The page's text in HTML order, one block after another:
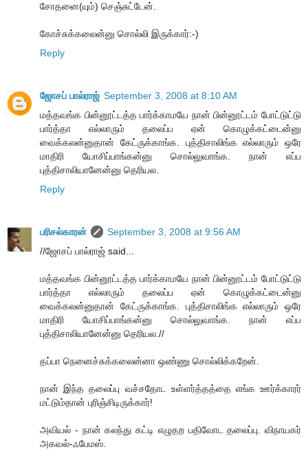
சோதனை(யும்) செஞ்சுட்டேன்.
கோச்சுக்கலைன்னு சொல்லி இருக்கார்:-)
Reply
ஜோசப் பால்ராஜ் September 3, 2008 at 8:10 AM
மத்தவங்க பின்னூட்டத்த பார்க்காமயே நான் பின்னூட்டம் போட்டுட்டு
பார்த்தா எல்லாரும் தலைப்ப ஏன் கொழுக்கட்டைன்னு
வைக்கலன்னுதான் கேட்ருக்காங்க. புத்திசாலிங்க எல்லாரும் ஒரே
மாதிரி யோசிப்பாங்கன்னு சொல்லுவாங்க. நான் எப்ப
புத்திசாலியானேன்னு தெரியல.
Reply
பரிசல்காரன்
September 3, 2008 at 9:56 AM
//ஜோசப் பால்ராஜ் said...
மத்தவங்க பின்னூட்டத்த பார்க்காமயே நான் பின்னூட்டம் போட்டுட்டு
பார்த்தா எல்லாரும் தலைப்ப ஏன் கொழுக்கட்டைன்னு
வைக்கலன்னுதான் கேட்ருக்காங்க. புத்திசாலிங்க எல்லாரும் ஒரே
மாதிரி யோசிப்பாங்கன்னு சொல்லுவாங்க. நான் எப்ப
புத்திசாலியானேன்னு தெரியல.//
தப்பா நெனைச்சுக்கலைன்னா ஒண்ணு சொல்லிக்கறேன்.
நான் இந்த தலைப்பு வச்சதோட உள்ளர்த்தத்தை எங்க ஊர்க்காரர்
மட்டும்தான் புரிஞ்சிடிருக்கார்!
அவியல் - நான் கலந்து கட்டி எழுதற பதிவோட தலைப்பு. விநாயகர்
அகவல்-ஃபேமஸ்.